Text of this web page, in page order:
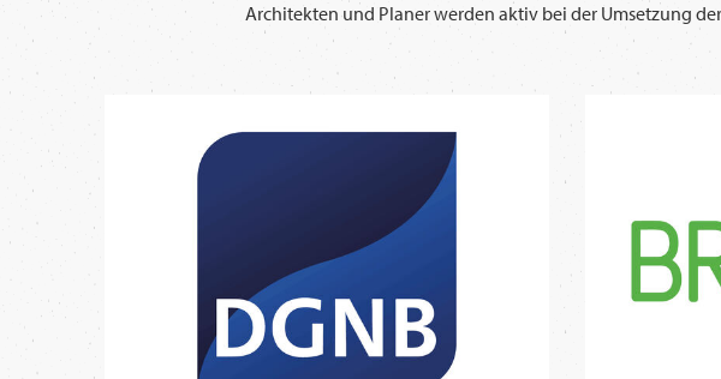
Architekten und Planer werden aktiv bei der Umsetzung